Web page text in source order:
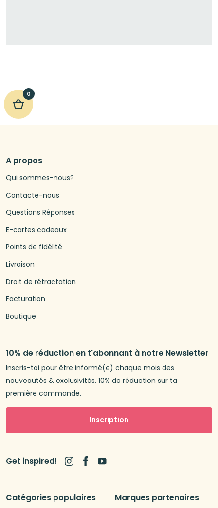
0
Catégories populaires Marques partenaires
A propos
Qui sommes-nous?
Contacte-nous
Questions Réponses
E-cartes cadeaux
Points de fidélité
Livraison
Droit de rétractation
Facturation
Boutique
10% de réduction en t'abonnant à notre Newsletter
Inscris-toi pour être informé(e) chaque mois des
nouveautés & exclusivités. 10% de réduction sur ta
première commande.
Inscription
Get inspired!